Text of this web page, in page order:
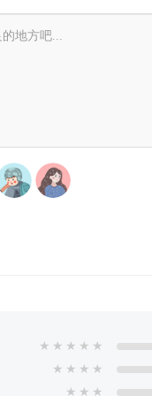
★ ★ ★ ★ ★
★ ★ ★ ★
★ ★ ★